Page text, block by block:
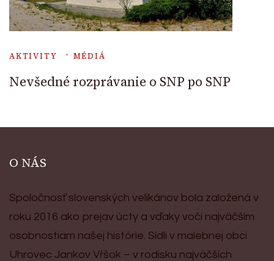
AKTIVITY MÉDIÁ
Nevšedné rozprávanie o SNP po SNP
O NÁS
Spoločnosť slovenských velikánov bola založená v
roku 2016 ako prejav úcty a vďaky voči najväčším
osobnostiam našej histórie. Sídli v malebnej obci
Uhrovec Jankov Vŕšok – v rodisku najväčších